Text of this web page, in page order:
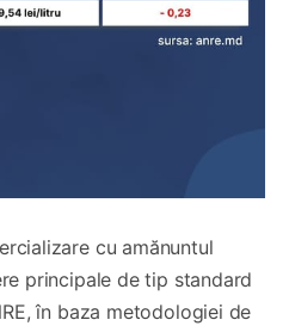
cu amănuntul
principale de tip standard
în baza metodologiei de